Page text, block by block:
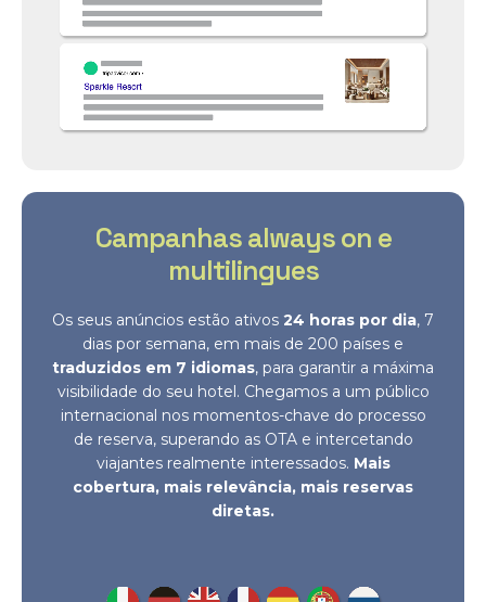
Campanhas always on e
multilingues
Os seus anúncios estão ativos 24 horas por dia, 7
dias por semana, em mais de 200 países e
traduzidos em 7 idiomas, para garantir a máxima
visibilidade do seu hotel. Chegamos a um público
internacional nos momentos-chave do processo
de reserva, superando as OTA e intercetando
viajantes realmente interessados. Mais
cobertura, mais relevância, mais reservas
diretas.